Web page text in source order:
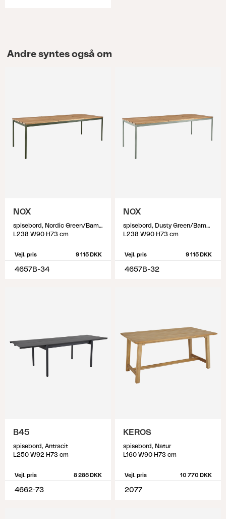
Andre syntes også om
NOX
spisebord, Nordic Green/Bamboo
L238 W90 H73 cm
Vejl. pris 9 115 DKK
4657B-34
NOX
spisebord, Dusty Green/Bambu
L238 W90 H73 cm
Vejl. pris 9 115 DKK
4657B-32
B45
spisebord, Antracit
L250 W92 H73 cm
Vejl. pris 8 285 DKK
4662-73
KEROS
spisebord, Natur
L160 W90 H73 cm
Vejl. pris 10 770 DKK
2077